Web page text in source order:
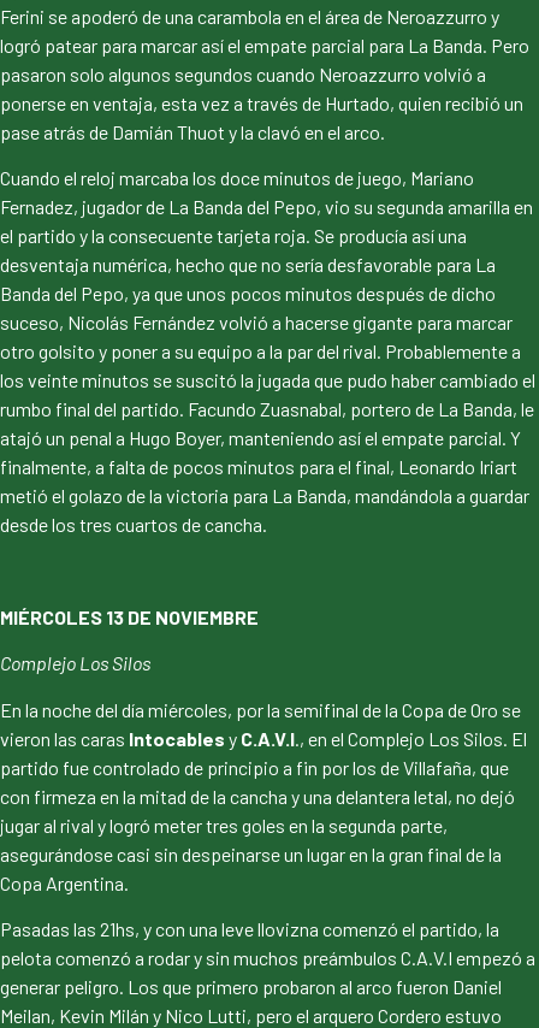
Ferini se apoderó de una carambola en el área de Neroazzurro y
logró patear para marcar así el empate parcial para La Banda. Pero
pasaron solo algunos segundos cuando Neroazzurro volvió a
ponerse en ventaja, esta vez a través de Hurtado, quien recibió un
pase atrás de Damián Thuot y la clavó en el arco.
Cuando el reloj marcaba los doce minutos de juego, Mariano
Fernadez, jugador de La Banda del Pepo, vio su segunda amarilla en
el partido y la consecuente tarjeta roja. Se producía así una
desventaja numérica, hecho que no sería desfavorable para La
Banda del Pepo, ya que unos pocos minutos después de dicho
suceso, Nicolás Fernández volvió a hacerse gigante para marcar
otro golsito y poner a su equipo a la par del rival. Probablemente a
los veinte minutos se suscitó la jugada que pudo haber cambiado el
rumbo final del partido. Facundo Zuasnabal, portero de La Banda, le
atajó un penal a Hugo Boyer, manteniendo así el empate parcial. Y
finalmente, a falta de pocos minutos para el final, Leonardo Iriart
metió el golazo de la victoria para La Banda, mandándola a guardar
desde los tres cuartos de cancha.
MIÉRCOLES 13 DE NOVIEMBRE
Complejo Los Silos
En la noche del día miércoles, por la semifinal de la Copa de Oro se
vieron las caras Intocables y C.A.V.I ., en el Complejo Los Silos. El
partido fue controlado de principio a fin por los de Villafaña, que
con firmeza en la mitad de la cancha y una delantera letal, no dejó
jugar al rival y logró meter tres goles en la segunda parte,
asegurándose casi sin despeinarse un lugar en la gran final de la
Copa Argentina.
Pasadas las 21hs, y con una leve llovizna comenzó el partido, la
pelota comenzó a rodar y sin muchos preámbulos C.A.V.I empezó a
generar peligro. Los que primero probaron al arco fueron Daniel
Meilan, Kevin Milán y Nico Lutti, pero el arquero Cordero estuvo